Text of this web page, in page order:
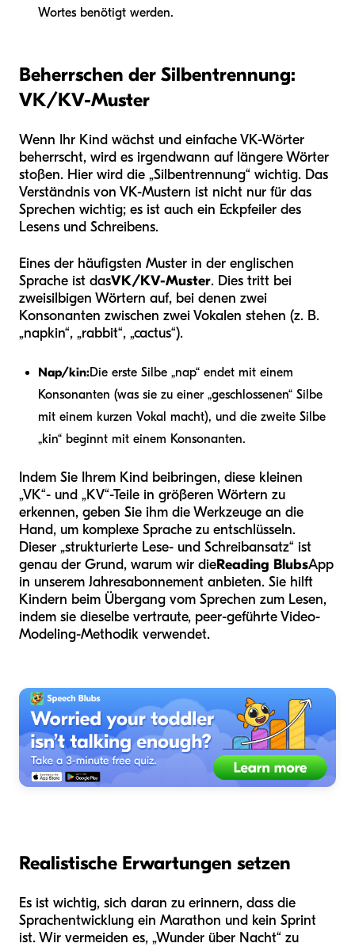
Wortes benötigt werden.
Beherrschen der Silbentrennung:
VK/KV-Muster
Wenn Ihr Kind wächst und einfache VK-Wörter
beherrscht, wird es irgendwann auf längere Wörter
stoßen. Hier wird die „Silbentrennung“ wichtig. Das
Verständnis von VK-Mustern ist nicht nur für das
Sprechen wichtig; es ist auch ein Eckpfeiler des
Lesens und Schreibens.
Eines der häufigsten Muster in der englischen
Sprache ist dasVK/KV-Muster. Dies tritt bei
zweisilbigen Wörtern auf, bei denen zwei
Konsonanten zwischen zwei Vokalen stehen (z. B.
„napkin“, „rabbit“, „cactus“).
Nap/kin:Die erste Silbe „nap“ endet mit einem
Konsonanten (was sie zu einer „geschlossenen“ Silbe
mit einem kurzen Vokal macht), und die zweite Silbe
„kin“ beginnt mit einem Konsonanten.
Indem Sie Ihrem Kind beibringen, diese kleinen
„VK“- und „KV“-Teile in größeren Wörtern zu
erkennen, geben Sie ihm die Werkzeuge an die
Hand, um komplexe Sprache zu entschlüsseln.
Dieser „strukturierte Lese- und Schreibansatz“ ist
genau der Grund, warum wir dieReading BlubsApp
in unserem Jahresabonnement anbieten. Sie hilft
Kindern beim Übergang vom Sprechen zum Lesen,
indem sie dieselbe vertraute, peer-geführte Video-
Modeling-Methodik verwendet.
Realistische Erwartungen setzen
Es ist wichtig, sich daran zu erinnern, dass die
Sprachentwicklung ein Marathon und kein Sprint
ist. Wir vermeiden es, „Wunder über Nacht“ zu